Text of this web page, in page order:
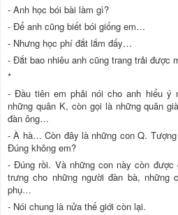
- Anh học bói bài làm gì?
- Để anh cũng biết bói giống em…
- Nhưng học phí đắt lắm đấy…
- Đắt bao nhiêu anh cũng trang trải được
*
- Đầu tiên em phải nói cho anh hiểu ý
những quân K, còn gọi là những quân
đàn ông…
- À hà… Còn đây là những con Q.
Đúng không em?
- Đúng rồi. Và những con này còn được
trưng cho những người đàn bà, những
phụ…
- Nói chung là nửa thế giới còn lại.